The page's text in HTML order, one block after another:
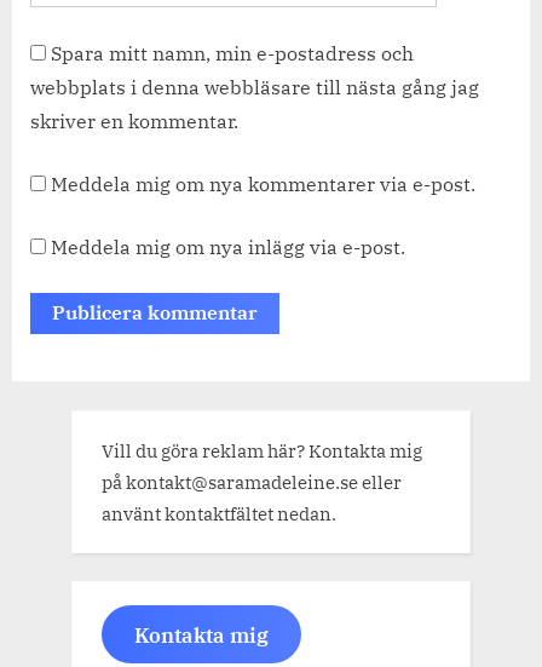
Spara mitt namn, min e-postadress och
webbplats i denna webbläsare till nästa gång jag
skriver en kommentar.
Meddela mig om nya kommentarer via e-post.
Meddela mig om nya inlägg via e-post.
Vill du göra reklam här? Kontakta mig
på kontakt@saramadeleine.se eller
använt kontaktfältet nedan.
Kontakta mig